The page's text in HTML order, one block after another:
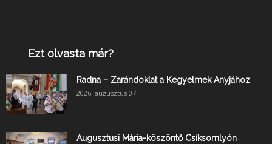
Ezt olvasta már?
Radna – Zarándoklat a Kegyelmek Anyjához
2026. augusztus 07.
Augusztusi Mária-köszöntő Csíksomlyón